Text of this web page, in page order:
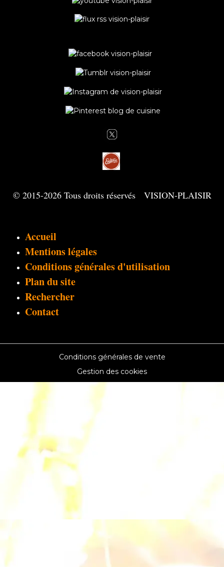
© 2015-2026 Tous droits réservés VISION-PLAISIR
Accueil
Mentions légales
Conditions générales d'utilisation
Plan du site
Rechercher
Contact
Conditions générales de vente
Gestion des cookies